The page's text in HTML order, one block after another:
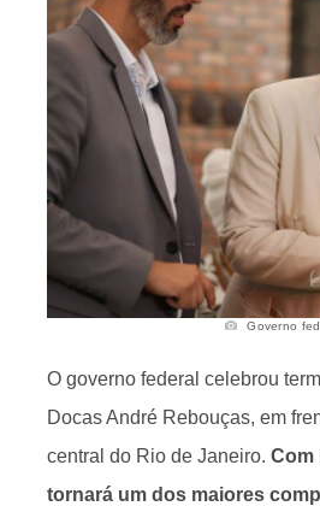
Governo
O governo federal celebrou
Docas André Rebouças, em
central do Rio de Janeiro. Com
tornará um dos maiores